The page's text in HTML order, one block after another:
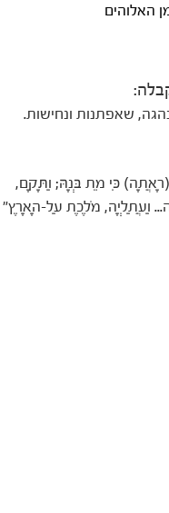
האלוהים
שאפתנות ונחישות.
כִּי מֵת בְּנָהּ; וַתָּקָם,
וַעֲתַלְיָה, מֹלֶכֶת עַל-הָאָרֶץ"